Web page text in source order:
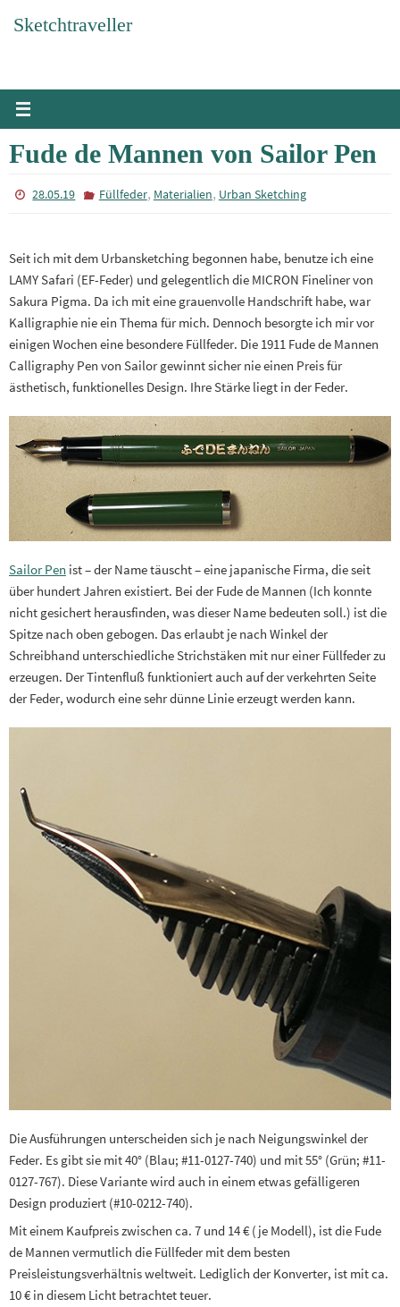
InhaltSketchtraveller
Fude de Mannen von Sailor Pen
28.05.19 Füllfeder, Materialien, Urban Sketching
Seit ich mit dem Urbansketching begonnen habe, benutze ich eine
LAMY Safari (EF-Feder) und gelegentlich die MICRON Fineliner von
Sakura Pigma. Da ich mit eine grauenvolle Handschrift habe, war
Kalligraphie nie ein Thema für mich. Dennoch besorgte ich mir vor
einigen Wochen eine besondere Füllfeder. Die 1911 Fude de Mannen
Calligraphy Pen von Sailor gewinnt sicher nie einen Preis für
ästhetisch, funktionelles Design. Ihre Stärke liegt in der Feder.
Sailor Pen ist – der Name täuscht – eine japanische Firma, die seit
über hundert Jahren existiert. Bei der Fude de Mannen (Ich konnte
nicht gesichert herausfinden, was dieser Name bedeuten soll.) ist die
Spitze nach oben gebogen. Das erlaubt je nach Winkel der
Schreibhand unterschiedliche Strichstäken mit nur einer Füllfeder zu
erzeugen. Der Tintenfluß funktioniert auch auf der verkehrten Seite
der Feder, wodurch eine sehr dünne Linie erzeugt werden kann.
Die Ausführungen unterscheiden sich je nach Neigungswinkel der
Feder. Es gibt sie mit 40° (Blau; #11-0127-740) und mit 55° (Grün; #11-
0127-767). Diese Variante wird auch in einem etwas gefälligeren
Design produziert (#10-0212-740).
Mit einem Kaufpreis zwischen ca. 7 und 14 € (je Modell), ist die Fude
de Mannen vermutlich die Füllfeder mit dem besten
Preisleistungsverhältnis weltweit. Lediglich der Konverter, ist mit ca.
10 € in diesem Licht betrachtet teuer.